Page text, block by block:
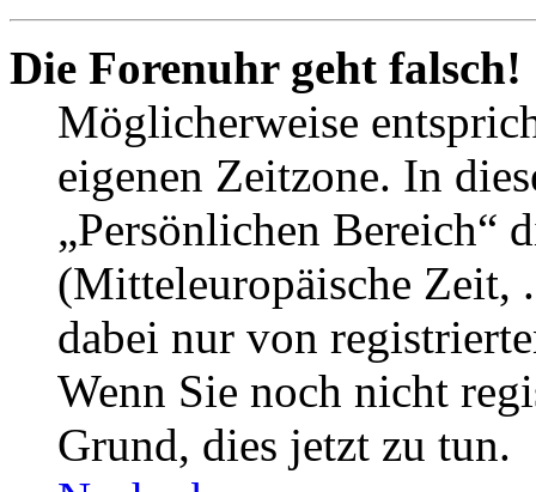
Die Forenuhr geht falsch!
Möglicherweise
eigenen Zeitzone. In
„Persönlichen Bereich“
(Mitteleuropäische Zeit,
dabei nur von
Wenn Sie noch nicht
Grund, dies jetzt zu tun.